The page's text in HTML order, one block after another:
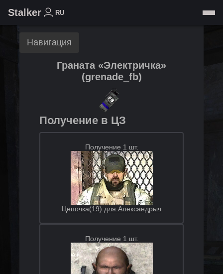
Stalker RU
Навигация
Граната «Электричка»
(grenade_fb)
Получение в ЦЗ
Получение 1 шт.
Цепочка(19) для Александрыч
Получение 1 шт.